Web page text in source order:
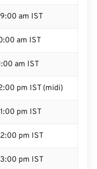
am IST
am IST
am IST
pm IST (midi)
pm IST
pm IST
pm IST